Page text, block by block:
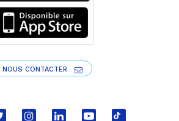
NOUS CONTACTER